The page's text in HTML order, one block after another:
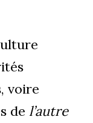
voire
del’autre